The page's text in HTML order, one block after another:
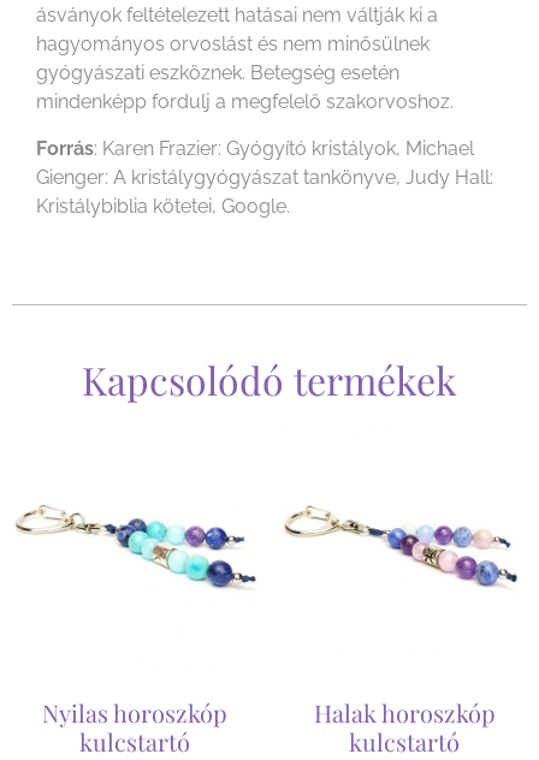
ásványok feltételezett hatásai nem váltják ki a
hagyományos orvoslást és nem minősülnek
gyógyászati eszköznek. Betegség esetén
mindenképp fordulj a megfelelő szakorvoshoz.
Forrás: Karen Frazier: Gyógyító kristályok, Michael
Gienger: A kristálygyógyászat tankönyve, Judy Hall:
Kristálybiblia kötetei, Google.
Kapcsolódó termékek
Nyilas horoszkóp
kulcstartó
Halak horoszkóp
kulcstartó